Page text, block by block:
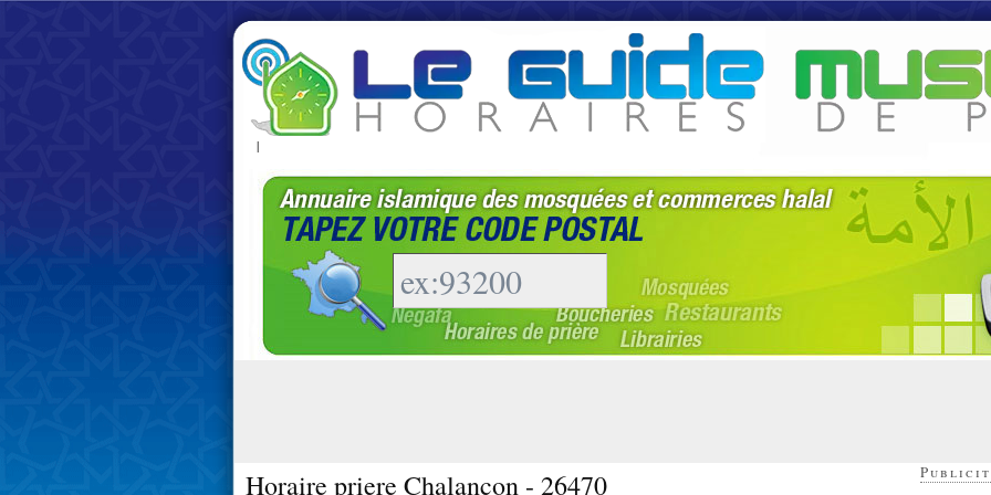
|
Horaire priere Chalancon - 26470